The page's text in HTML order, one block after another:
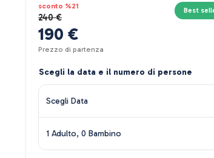
Best
sconto %21
240 €
190 €
Prezzo di partenza
Scegli la data e il numero di persone
Scegli Data
1 Adulto, 0 Bambino